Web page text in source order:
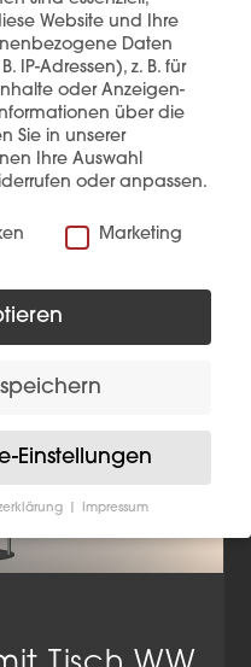
Lesearm
anfragen
Website und Ihre
Daten
IP-Adressen), z. B. für
oder Anzeigen-
über die
Sie in unserer
Ihre Auswahl
oder anpassen.
Marketing
Einstellungen
Impressum
und Ihre Zustimmung